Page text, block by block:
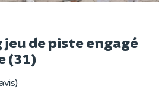
de piste engagé
(31)